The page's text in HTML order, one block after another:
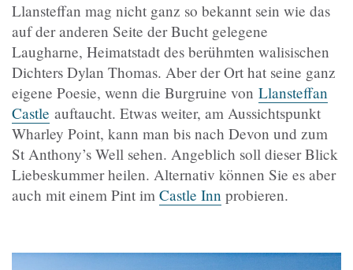
Llansteffan mag nicht ganz so bekannt sein wie das
auf der anderen Seite der Bucht gelegene
Laugharne, Heimatstadt des berühmten walisischen
Dichters Dylan Thomas. Aber der Ort hat seine ganz
eigene Poesie, wenn die Burgruine von Llansteffan
Castle auftaucht. Etwas weiter, am Aussichtspunkt
Wharley Point, kann man bis nach Devon und zum
St Anthony’s Well sehen. Angeblich soll dieser Blick
Liebeskummer heilen. Alternativ können Sie es aber
auch mit einem Pint im Castle Inn probieren.